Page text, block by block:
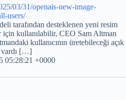
03/31/openais-new-image-
users/
tarafından desteklenen yeni resim
için kullanılabilir, CEO Sam Altman
kullanıcının üretebileceği açık
vardı […]
05:28:21 +0000